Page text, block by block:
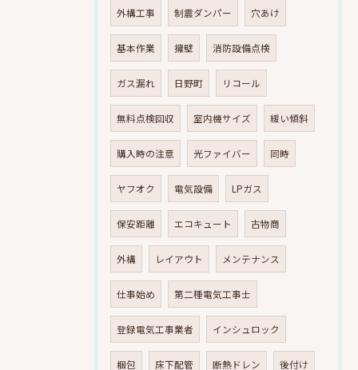
外構工事 制震ダンパー 穴あけ
基本作業 擁壁 消防設備点検
ガス漏れ 日野町 リコール
無料点検回収 室内機サイズ 緩い傾斜
購入時の注意 光ファイバー 同時
ヤフオク 電気設備 LPガス
保安距離 エコキュート 古物商
外構 レイアウト メンテナンス
仕事始め 第二種電気工事士
登録電気工事業者 インシュロック
梱包 床下配管 断熱ドレン 後付け